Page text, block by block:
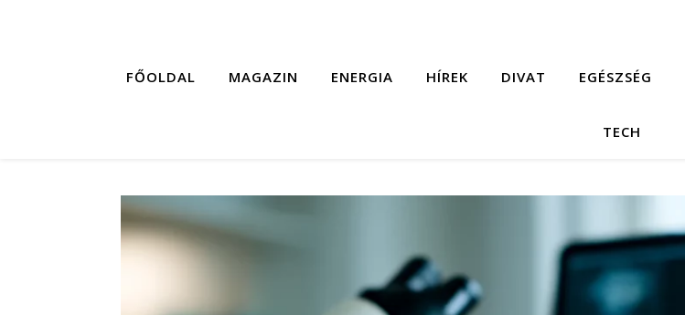
FŐOLDAL MAGAZIN ENERGIA HÍREK DIVAT EGÉSZSÉG
TECH